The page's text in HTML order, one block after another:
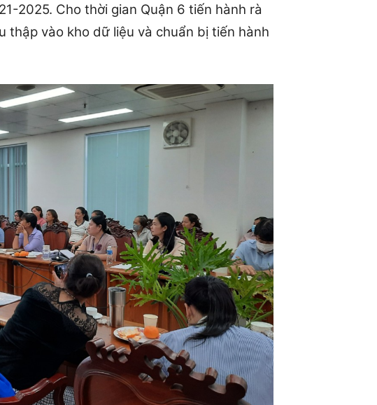
2025. Cho thời gian Quận 6 tiến hành rà
thập vào kho dữ liệu và chuẩn bị tiến hành